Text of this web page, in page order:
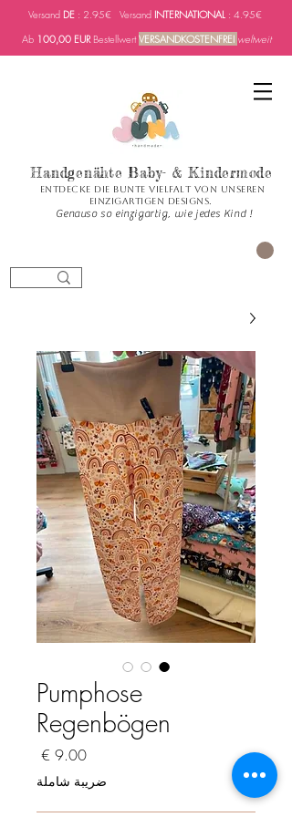
Versand DE : 2.95€ Versand INTERNATIONAL : 4.95€
Ab 100,00 EURBestellwertVERSANDKOSTENFREI weltweit
Handgenähte Baby- & Kindermode
Entdecke die bunte Vielfalt von unseren
einzigartigen Designs.
Genauso so einzigartig, wie jedes Kind !
Pumphose
Regenbögen
السعر
ضريبة شاملة